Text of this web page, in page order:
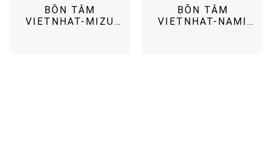
BỒN TẮM
VIETNHAT-MIZU
BỒN TẮM
VIETNHAT-NAMI